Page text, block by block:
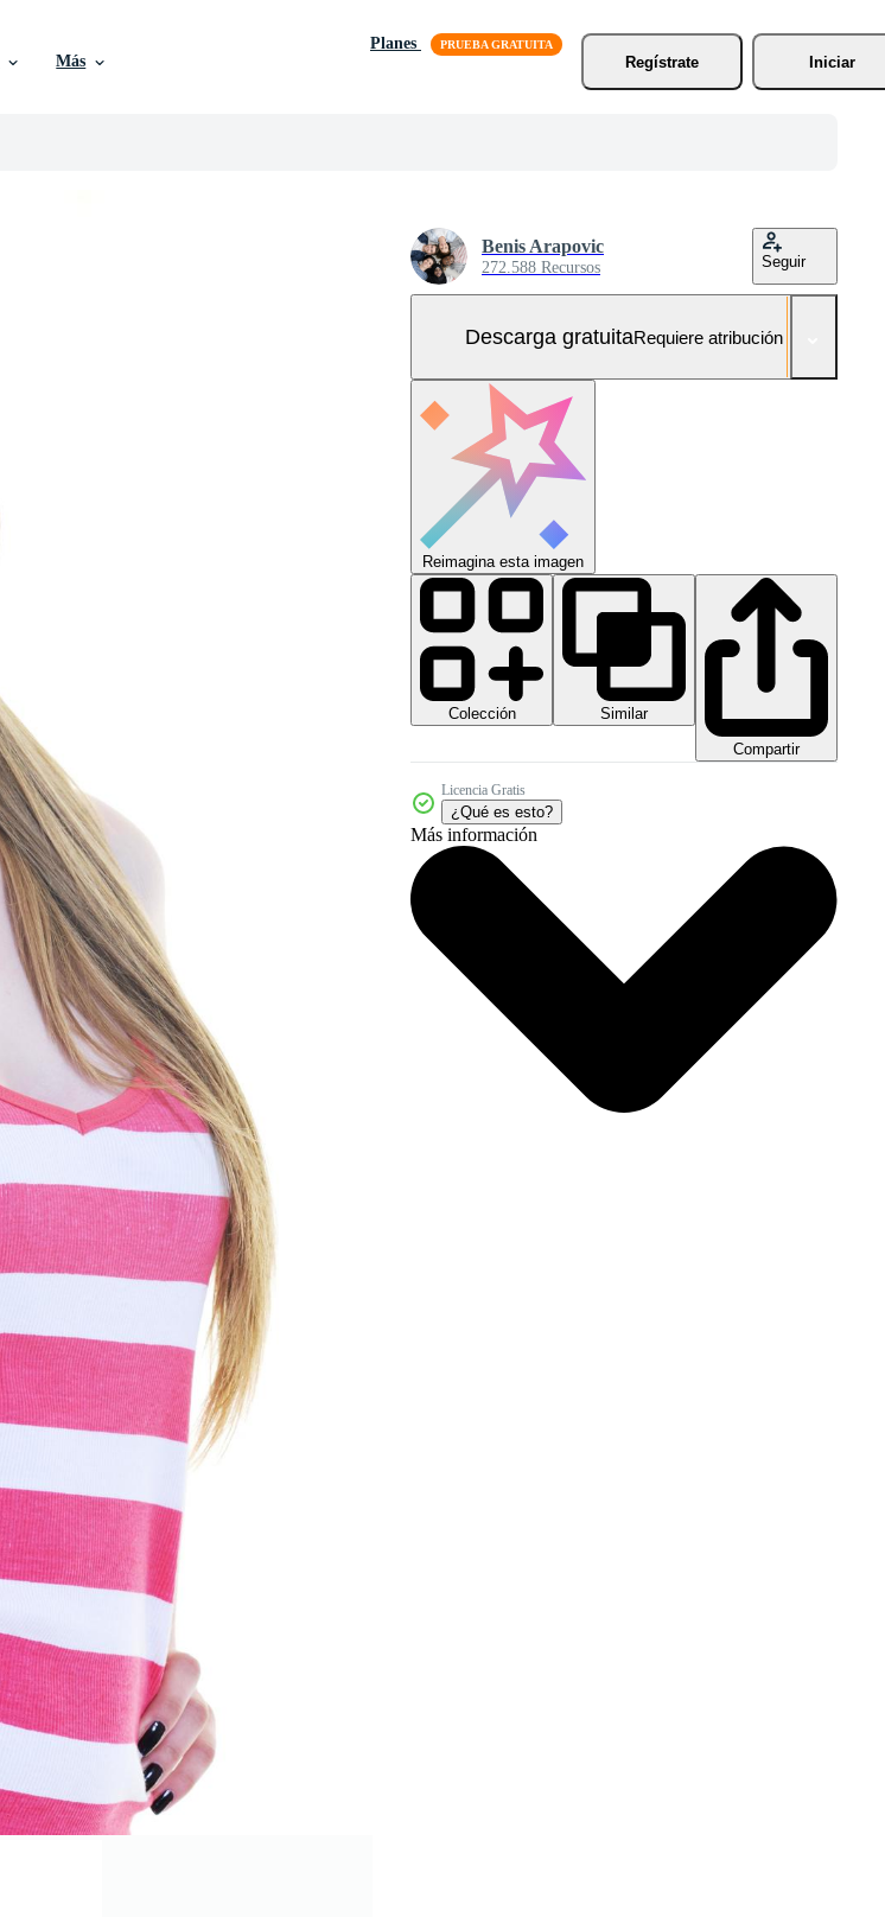
Más
Planes
Regístrate
Iniciar
Benis Arapovic
272.588 Recursos Seguir
Descarga gratuitaRequiere atribución
Reimagina esta imagen
Colección
Similar
Compartir
Licencia Gratis
¿Qué es esto?
Más información